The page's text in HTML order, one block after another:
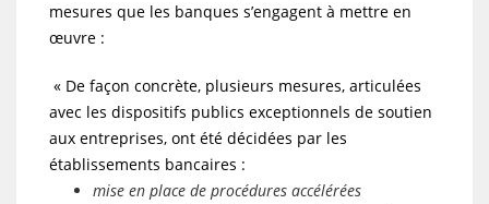
mesures que les banques s’engagent à mettre en
œuvre :
« De façon concrète, plusieurs mesures, articulées
avec les dispositifs publics exceptionnels de soutien
aux entreprises, ont été décidées par les
établissements bancaires :
mise en place de procédures accélérées